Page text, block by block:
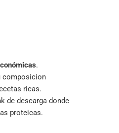
.
composicion
ricas.
de descarga donde
proteicas.